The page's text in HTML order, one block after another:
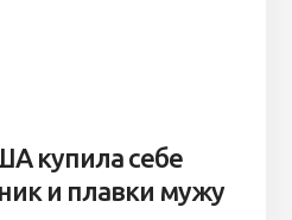
купила себе
и плавки мужу